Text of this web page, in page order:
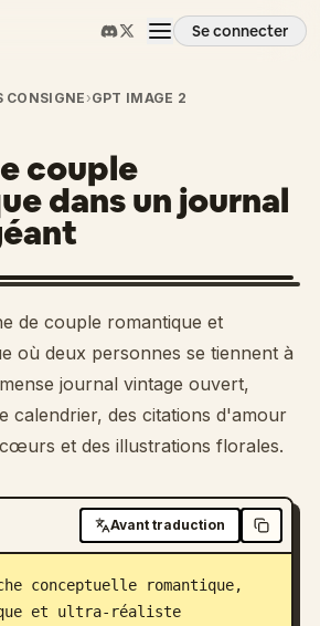
Se connecter
CONSIGNE›GPT IMAGE 2
couple
dans un journal
de couple romantique et
où deux personnes se tiennent à
journal vintage ouvert,
calendrier, des citations d'amour
et des illustrations florales.
Avant traduction
conceptuelle romantique,
et ultra-réaliste